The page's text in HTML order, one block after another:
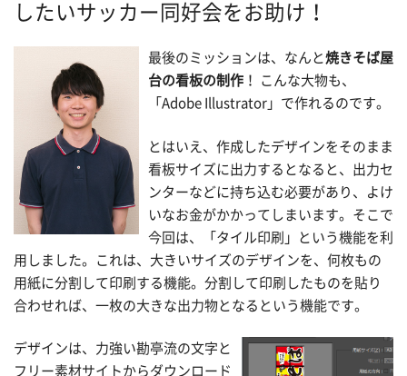
したいサッカー同好会をお助け！
最後のミッションは、なんと 焼きそば屋
台の看板の制作！ こんな大物も、
「Adobe Illustrator」で作れるのです。
とはいえ、作成したデザインをそのまま
看板サイズに出力するとなると、出力セ
ンターなどに持ち込む必要があり、よけ
いなお金がかかってしまいます。そこで
今回は、「タイル印刷」という機能を利
用しました。これは、大きいサイズのデザインを、何枚もの
用紙に分割して印刷する機能。分割して印刷したものを貼り
合わせれば、一枚の大きな出力物となるという機能です。
デザインは、力強い勘亭流の文字と
フリー素材サイトからダウンロード